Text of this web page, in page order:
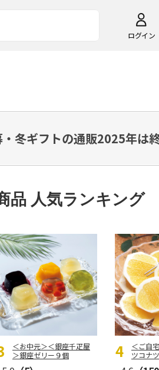
ログイン
冬ギフトの通販2025年は
品 人気ランキング
＜お中元＞＜銀座千疋屋
＞銀座ゼリー９個
＜ご自
ツコナ